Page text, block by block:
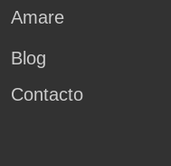
Amare
Blog
Contacto